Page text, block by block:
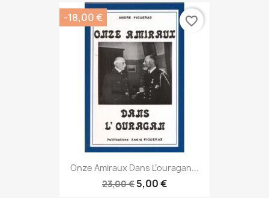
Onze Amiraux Dans L’ouragan...
23,00 € 5,00 €
-18,00 € favorite_border